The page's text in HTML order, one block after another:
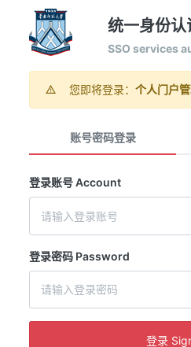
统一身份认
SSO services
您即将登录： 个人门户
账号密码登录
登录账号 Account
登录密码 Password
登录